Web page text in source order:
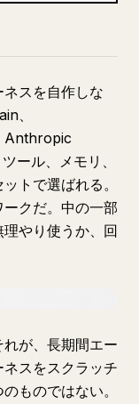
スを自作しな
、
Anthropic
ール、メモリ、
トで選ばれる。
クだ。中の一部
やり使うか、回
が、長期間エー
スをスクラッチ
ものではない。